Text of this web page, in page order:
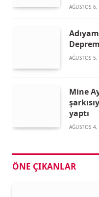
AĞUSTOS
AĞUSTOS
Mine
yaptı
AĞUSTOS
ÖNE ÇIKANLAR